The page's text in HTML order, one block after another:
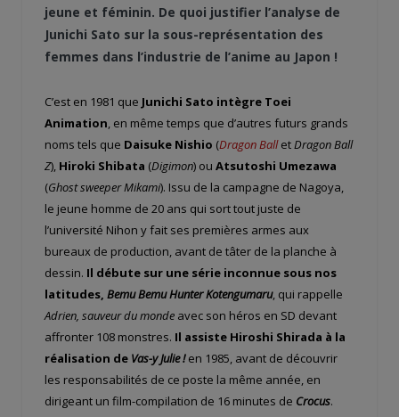
jeune et féminin. De quoi justifier l’analyse de
Junichi Sato sur la sous-représentation des
femmes dans l’industrie de l’anime au Japon !
C’est en 1981 que Junichi Sato intègre Toei
Animation, en même temps que d’autres futurs grands
noms tels que Daisuke Nishio (Dragon Ball etDragon Ball
Z), Hiroki Shibata (Digimon) ou Atsutoshi Umezawa
(Ghost sweeper Mikami). Issu de la campagne de Nagoya,
le jeune homme de 20 ans qui sort tout juste de
l’université Nihon y fait ses premières armes aux
bureaux de production, avant de tâter de la planche à
dessin. Il débute sur une série inconnue sous nos
latitudes, Bemu Bemu Hunter Kotengumaru, qui rappelle
Adrien, sauveur du monde avec son héros en SD devant
affronter 108 monstres. Il assiste Hiroshi Shirada à la
réalisation de Vas-y Julie ! en 1985, avant de découvrir
les responsabilités de ce poste la même année, en
dirigeant un film-compilation de 16 minutes de Crocus.